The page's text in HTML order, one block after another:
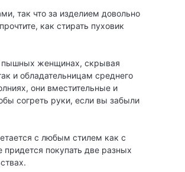
так что за изделием довольно
как стирать пуховик
пышных женщинах, скрывая
и обладательницам среднего
они вместительные и
согреть руки, если вы забыли
с любым стилем как с
покупать две разных